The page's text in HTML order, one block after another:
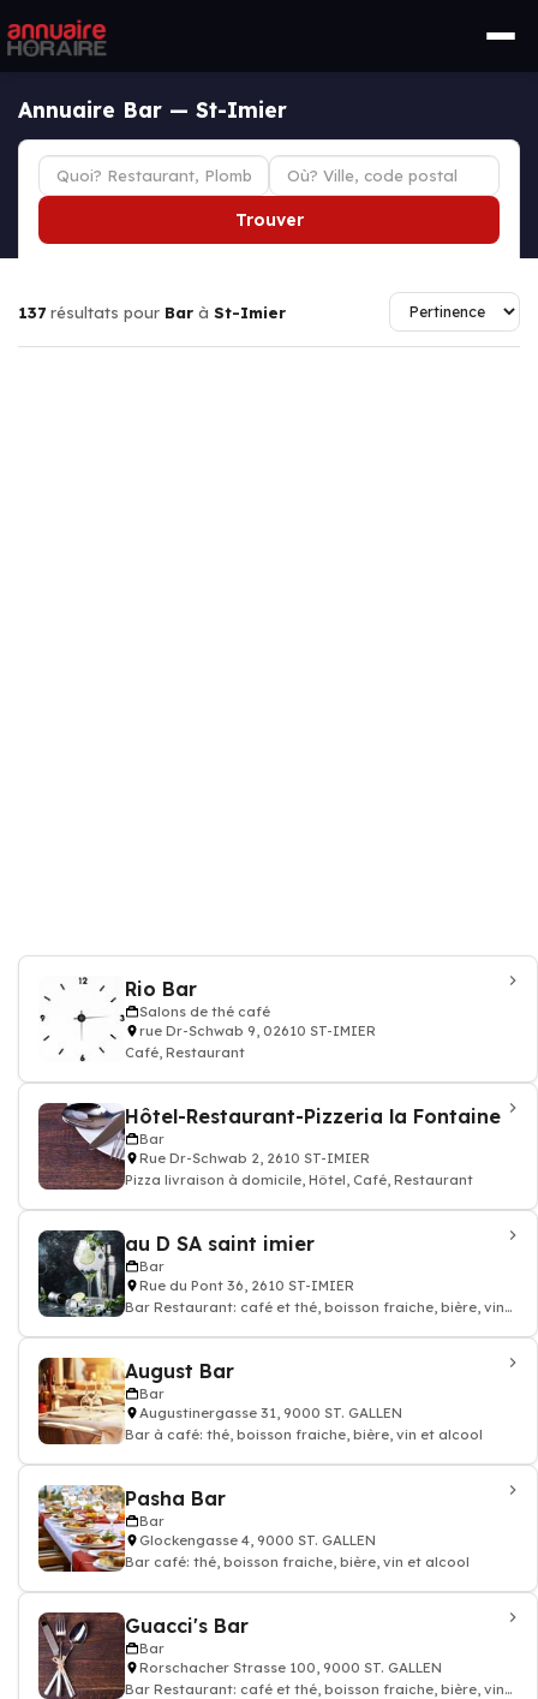
Annuaire Bar — St-Imier
Trouver
137 résultats pour Bar à St-Imier
Rio Bar
Salons de thé café
rue Dr-Schwab 9, 02610 ST-IMIER
Café, Restaurant
Hôtel-Restaurant-Pizzeria la Fontaine
Bar
Rue Dr-Schwab 2, 2610 ST-IMIER
Pizza livraison à domicile, Hôtel, Café, Restaurant
au D SA saint imier
Bar
Rue du Pont 36, 2610 ST-IMIER
Bar Restaurant: café et thé, boisson fraiche, bière, vin
August Bar
Bar
Augustinergasse 31, 9000 ST. GALLEN
Bar à café: thé, boisson fraiche, bière, vin et alcool
Pasha Bar
Bar
Glockengasse 4, 9000 ST. GALLEN
Bar café: thé, boisson fraiche, bière, vin et alcool
Guacci's Bar
Bar
Rorschacher Strasse 100, 9000 ST. GALLEN
Bar Restaurant: café et thé, boisson fraiche, bière, vin